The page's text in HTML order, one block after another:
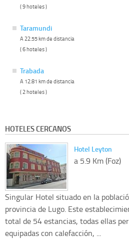
( 9 hoteles )
Taramundi
A 22.55 km de distancia
( 6 hoteles )
Trabada
A 12.81 km de distancia
( 2 hoteles )
HOTELES CERCANOS
Hotel Leyton
a 5.9 Km (Foz)
Singular Hotel situado en la
provincia de Lugo. Este
total de 54 estancias, todas ellas
equipadas con calefacción, ...